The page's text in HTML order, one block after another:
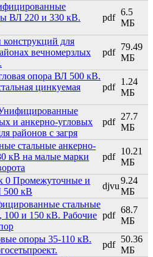
ВЛ 220 и 330 кВ.
pdf
6.5
МБ
конструкций для
вечномерзлых
pdf
79.49
МБ
опора ВЛ 500 кВ.
цинкуемая
pdf
1.24
МБ
и анкерно-угловых
районов с загря
pdf
27.7
МБ
стальные анкерно-
кВ на малые марки
pdf
10.21
МБ
0 Промежуточные и
500 кВ
djvu
9.24
МБ
стальные
и 150 кВ. Рабочие pdf
68.7
МБ
опоры 35-110 кВ.
pdf
50.36
МБ